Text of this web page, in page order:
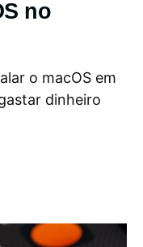
no
o macOS em
dinheiro